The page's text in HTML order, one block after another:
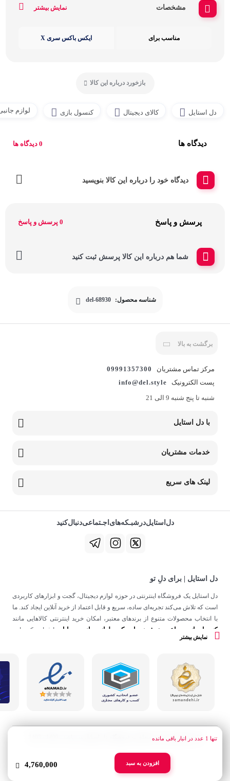
تنها 1 عدد در انبار باقی مانده
افزودن به سبد 4,760,000
مشخصات نمایش بیشتر
مناسب برای ایکس باکس سری X
بازخورد درباره این کالا
دل استایل کالای دیجیتال کنسول بازی لوازم
دیدگاه ها 0 دیدگاه ها
دیدگاه خود را درباره این کالا بنویسید
پرسش و پاسخ 0 پرسش و پاسخ
شما هم درباره این کالا پرسش ثبت کنید
شناسه محصول: del-68930
برگشت به بالا
مرکز تماس مشتریان
09991357300
پست الکترونیک
info@del.style
شنبه تا پنج شنبه 9 الی 21
با دل استایل
خدمات مشتریان
لینک های سریع
دل‌استایل‌در‌‌شبـکه‌های‌اجـتماعی‌دنبال‌کنید
دل استایل | برای دلِ تو
دل استایل یک فروشگاه اینترنتی در حوزه لوازم دیجیتال، گجت و ابزارهای کاربردی
است که تلاش می‌کند تجربه‌ای ساده، سریع و قابل اعتماد از خرید آنلاین ایجاد کند. ما
با انتخاب محصولات متنوع از برندهای معتبر، امکان خرید اینترنتی کالاهایی مانند
کنسول بازی ساعت هوشمند اسپیکر ولوازم جانبی موبایل
را فراهم کرده‌ایم.
در دل استایل، تمرکز ما فقط روی فروش نیست؛ هدف ساختن تجربه‌ای است که
نمایش بیشتر
کلیه حقوق این سایت متعلق به فروشگاه دل استایل می باشد . 1400 - 1405